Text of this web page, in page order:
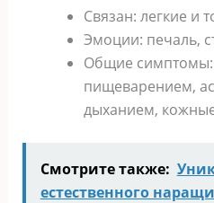
Связан: легкие и
Эмоции: печаль,
Общие
пищеварением,
дыханием,
Смотрите также:
естественного